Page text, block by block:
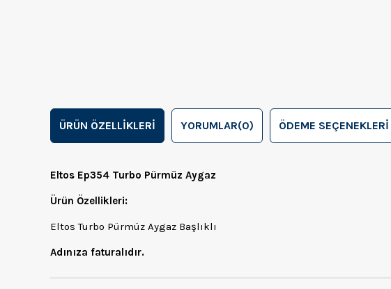
ÜRÜN ÖZELLIKLERI YORUMLAR(0) ÖDEME SEÇENEKLERI
Eltos Ep354 Turbo Pürmüz Aygaz
Ürün Özellikleri:
Eltos Turbo Pürmüz Aygaz Başlıklı
Adınıza faturalıdır.